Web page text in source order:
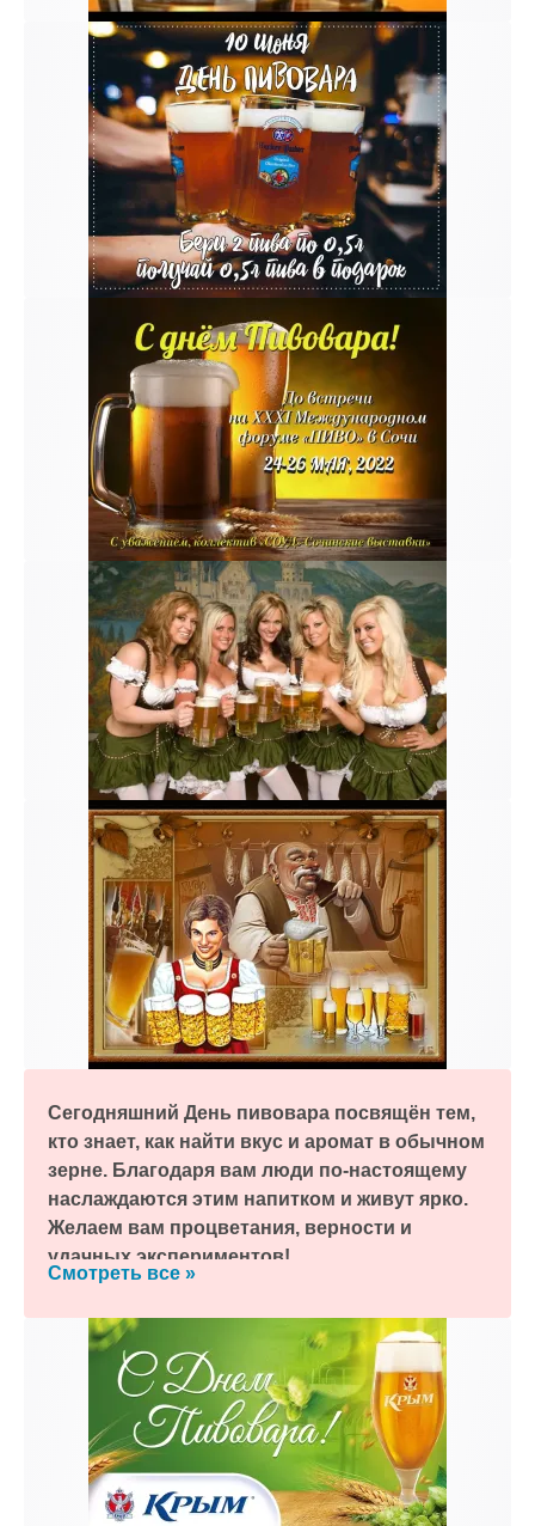
Сегодняшний День пивовара посвящён тем,
кто знает, как найти вкус и аромат в обычном
зерне. Благодаря вам люди по-настоящему
наслаждаются этим напитком и живут ярко.
Желаем вам процветания, верности и
удачных экспериментов!
Смотреть все »